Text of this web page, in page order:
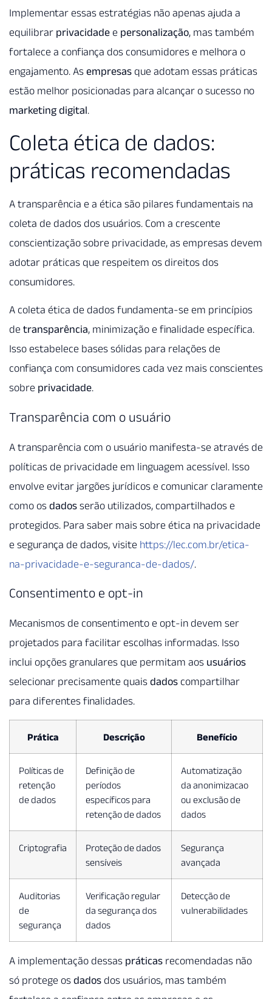
Implementar essas estratégias não apenas ajuda a
equilibrar privacidade e personalização, mas também
fortalece a confiança dos consumidores e melhora o
engajamento. As empresas que adotam essas práticas
estão melhor posicionadas para alcançar o sucesso no
marketing digital.
Coleta ética de dados:
práticas recomendadas
A transparência e a ética são pilares fundamentais na
coleta de dados dos usuários. Com a crescente
conscientização sobre privacidade, as empresas devem
adotar práticas que respeitem os direitos dos
consumidores.
A coleta ética de dados fundamenta-se em princípios
de transparência, minimização e finalidade específica.
Isso estabelece bases sólidas para relações de
confiança com consumidores cada vez mais conscientes
sobre privacidade.
Transparência com o usuário
A transparência com o usuário manifesta-se através de
políticas de privacidade em linguagem acessível. Isso
envolve evitar jargões jurídicos e comunicar claramente
como os dados serão utilizados, compartilhados e
protegidos. Para saber mais sobre ética na privacidade
e segurança de dados, visite https://lec.com.br/etica-
na-privacidade-e-seguranca-de-dados/.
Consentimento e opt-in
Mecanismos de consentimento e opt-in devem ser
projetados para facilitar escolhas informadas. Isso
inclui opções granulares que permitam aos usuários
selecionar precisamente quais dados compartilhar
para diferentes finalidades.
Prática Descrição Benefício
Políticas de
retenção
de dados
Definição de
períodos
específicos para
retenção de dados
Automatização
da anonimizacao
ou exclusão de
dados
Criptografia
Proteção de dados
sensíveis
Segurança
avançada
Auditorias
de
segurança
Verificação regular
da segurança dos
dados
Detecção de
vulnerabilidades
A implementação dessas práticas recomendadas não
só protege os dados dos usuários, mas também